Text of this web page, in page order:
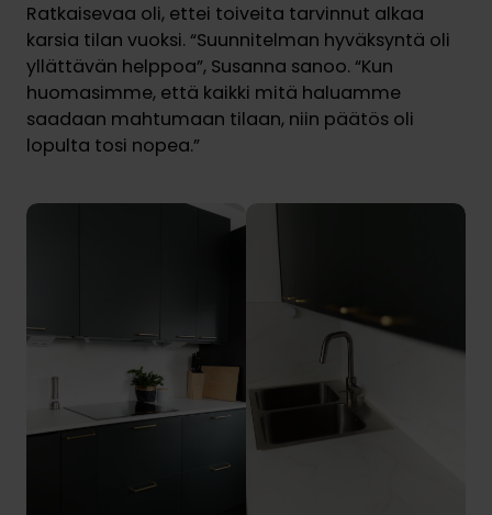
Ratkaisevaa oli, ettei toiveita tarvinnut alkaa
karsia tilan vuoksi. “Suunnitelman hyväksyntä oli
yllättävän helppoa”, Susanna sanoo. “Kun
huomasimme, että kaikki mitä haluamme
saadaan mahtumaan tilaan, niin päätös oli
lopulta tosi nopea.”